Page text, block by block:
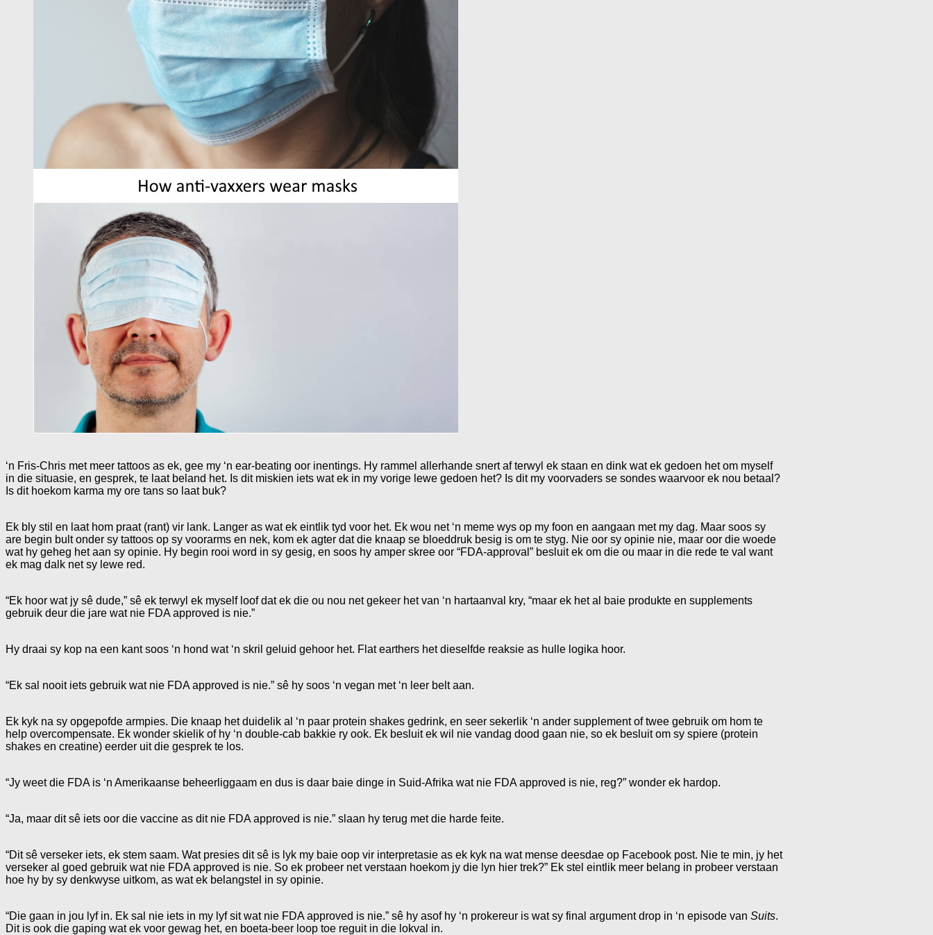
‘n Fris-Chris met meer tattoos as ek, gee my ‘n ear-beating oor inentings. Hy rammel allerhande snert af terwyl ek staan en dink wat ek gedoen het om myself
in die situasie, en gesprek, te laat beland het. Is dit miskien iets wat ek in my vorige lewe gedoen het? Is dit my voorvaders se sondes waarvoor ek nou betaal?
Is dit hoekom karma my ore tans so laat buk?
Ek bly stil en laat hom praat (rant) vir lank. Langer as wat ek eintlik tyd voor het. Ek wou net ‘n meme wys op my foon en aangaan met my dag. Maar soos sy
are begin bult onder sy tattoos op sy voorarms en nek, kom ek agter dat die knaap se bloeddruk besig is om te styg. Nie oor sy opinie nie, maar oor die woede
wat hy geheg het aan sy opinie. Hy begin rooi word in sy gesig, en soos hy amper skree oor “FDA-approval” besluit ek om die ou maar in die rede te val want
ek mag dalk net sy lewe red.
“Ek hoor wat jy sê dude,” sê ek terwyl ek myself loof dat ek die ou nou net gekeer het van ‘n hartaanval kry, “maar ek het al baie produkte en supplements
gebruik deur die jare wat nie FDA approved is nie.”
Hy draai sy kop na een kant soos ‘n hond wat ‘n skril geluid gehoor het. Flat earthers het dieselfde reaksie as hulle logika hoor.
“Ek sal nooit iets gebruik wat nie FDA approved is nie.” sê hy soos ‘n vegan met ‘n leer belt aan.
Ek kyk na sy opgepofde armpies. Die knaap het duidelik al ‘n paar protein shakes gedrink, en seer sekerlik ‘n ander supplement of twee gebruik om hom te
help overcompensate. Ek wonder skielik of hy ‘n double-cab bakkie ry ook. Ek besluit ek wil nie vandag dood gaan nie, so ek besluit om sy spiere (protein
shakes en creatine) eerder uit die gesprek te los.
“Jy weet die FDA is ‘n Amerikaanse beheerliggaam en dus is daar baie dinge in Suid-Afrika wat nie FDA approved is nie, reg?” wonder ek hardop.
“Ja, maar dit sê iets oor die vaccine as dit nie FDA approved is nie.” slaan hy terug met die harde feite.
“Dit sê verseker iets, ek stem saam. Wat presies dit sê is lyk my baie oop vir interpretasie as ek kyk na wat mense deesdae op Facebook post. Nie te min, jy het
verseker al goed gebruik wat nie FDA approved is nie. So ek probeer net verstaan hoekom jy die lyn hier trek?” Ek stel eintlik meer belang in probeer verstaan
hoe hy by sy denkwyse uitkom, as wat ek belangstel in sy opinie.
“Die gaan in jou lyf in. Ek sal nie iets in my lyf sit wat nie FDA approved is nie.” sê hy asof hy ‘n prokereur is wat sy final argument drop in ‘n episode van Suits.
Dit is ook die gaping wat ek voor gewag het, en boeta-beer loop toe reguit in die lokval in.